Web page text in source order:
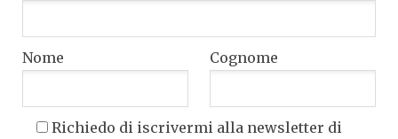
Nome Cognome
Richiedo di iscrivermi alla newsletter di